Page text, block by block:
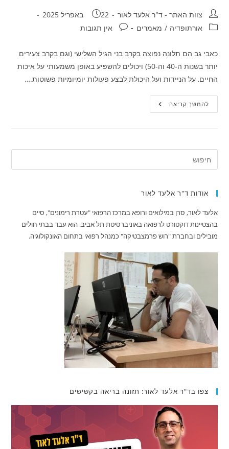
מחבר:צוות האתר - ד"ר אלעד לאור פורסם:
22 באפריל 2025
קטגוריה:אורתופדיה / מאמרים תגובות:אין תגובות
כאבי גב הם תלונה נפוצה בקרב בני הגיל השלישי (וגם בקרב צעירים
יותר בשנות ה-40 וה-50) ויכולים להשפיע באופן משמעותי על איכות
החיים, על הניידות ועל היכולת לבצע פעולות יומיומיות פשוטות.…
להמשך קריאהעצות
לשמירה
השלישי
אודות ד"ר אלעד לאור
אלעד לאור, סרן במילואים ורופא במרכז הרפואי "עטרת רימונים", סיים
בהצטיינות דוקטורט לרפואה באוניברסיטת תל אביב. הוא עבד בבתי חולים
מובילים ובחברת "רוש פרמצבטיקה" כמנהל רפואי בתחום האונקולוגיה.
צפו בד"ר אלעד לאור: תזונה בריאה בקשישים